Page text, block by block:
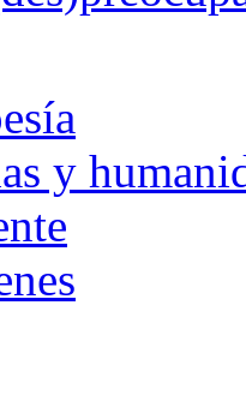
y